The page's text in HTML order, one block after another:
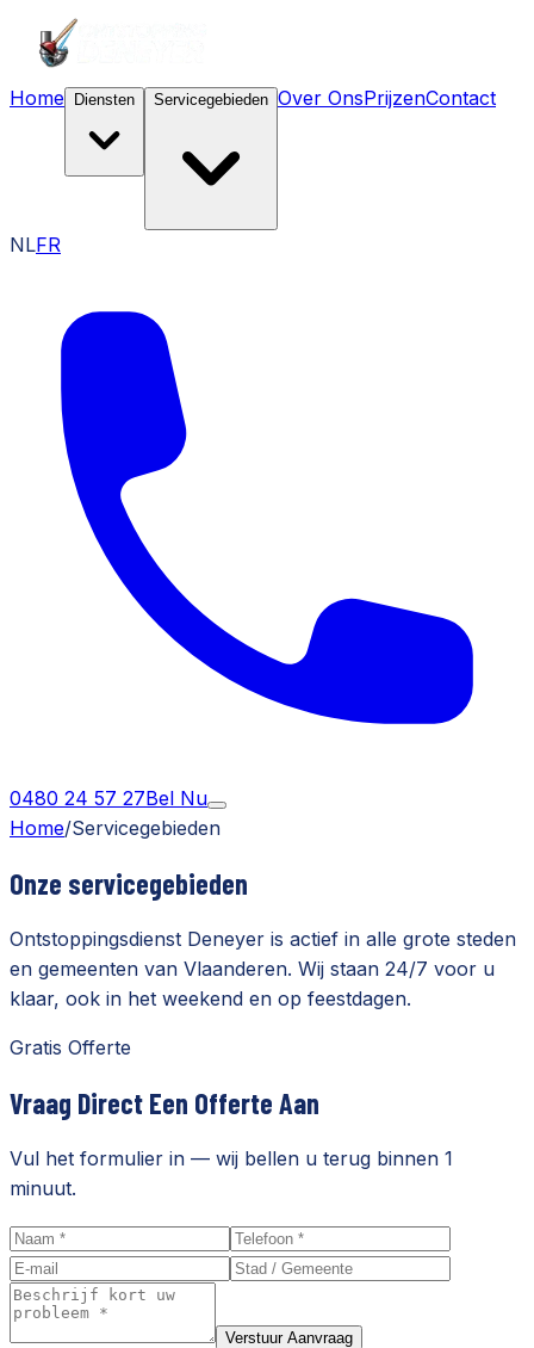
Home Diensten Servicegebieden Over OnsPrijzenContact
NLFR
0480 24 57 27Bel Nu
Home/Servicegebieden
Onze servicegebieden
Ontstoppingsdienst Deneyer is actief in alle grote steden
en gemeenten van Vlaanderen. Wij staan 24/7 voor u
klaar, ook in het weekend en op feestdagen.
Gratis Offerte
Vraag Direct Een Offerte Aan
Vul het formulier in — wij bellen u terug binnen 1
minuut.
Verstuur Aanvraag